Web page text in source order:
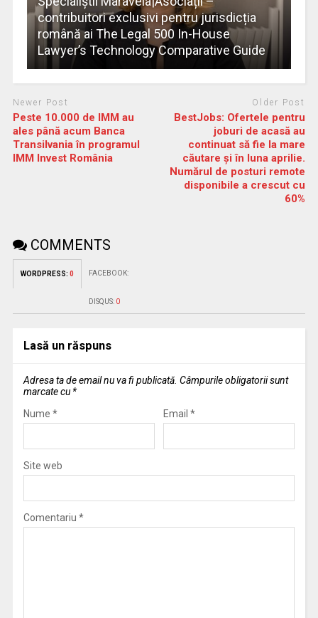
contribuitori exclusivi pentru jurisdicția
română ai The Legal 500 In-House
Lawyer’s Technology Comparative Guide
Newer Post
Peste 10.000 de IMM au
ales până acum Banca
Transilvania în programul
IMM Invest România
Older Post
BestJobs: Ofertele pentru
joburi de acasă au
continuat să fie la mare
căutare și în luna aprilie.
Numărul de posturi remote
disponibile a crescut cu
60%
COMMENTS
WORDPRESS: 0 FACEBOOK:
DISQUS: 0
Lasă un răspuns
Adresa ta de email nu va fi publicată. Câmpurile obligatorii sunt
marcate cu *
Nume * Email *
Site web
Comentariu *